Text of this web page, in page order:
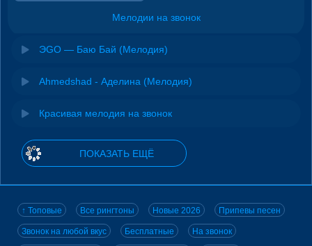
Мелодии на звонок
ЭGO — Баю Бай (Мелодия)
Ahmedshad - Аделина (Мелодия)
Красивая мелодия на звонок
ПОКАЗАТЬ ЕЩЁ
↑ Топовые Все рингтоны Новые 2026 Припевы песен
Звонок на любой вкус Бесплатные На звонок